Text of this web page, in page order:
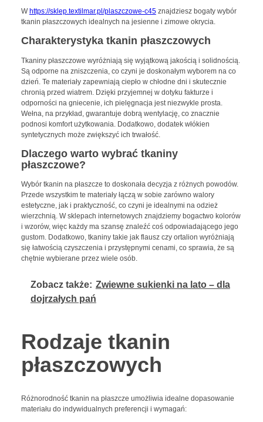
W https://sklep.textilmar.pl/plaszczowe-c45znajdziesz bogaty wybór
tkanin płaszczowych idealnych na jesienne i zimowe okrycia.
Charakterystyka tkanin płaszczowych
Tkaniny płaszczowe wyróżniają się wyjątkową jakością i solidnością.
Są odporne na zniszczenia, co czyni je doskonałym wyborem na co
dzień. Te materiały zapewniają ciepło w chłodne dni i skutecznie
chronią przed wiatrem. Dzięki przyjemnej w dotyku fakturze i
odporności na gniecenie, ich pielęgnacja jest niezwykle prosta.
Wełna, na przykład, gwarantuje dobrą wentylację, co znacznie
podnosi komfort użytkowania. Dodatkowo, dodatek włókien
syntetycznych może zwiększyć ich trwałość.
Dlaczego warto wybrać tkaniny
płaszczowe?
Wybór tkanin na płaszcze to doskonała decyzja z różnych powodów.
Przede wszystkim te materiały łączą w sobie zarówno walory
estetyczne, jak i praktyczność, co czyni je idealnymi na odzież
wierzchnią. W sklepach internetowych znajdziemy bogactwo kolorów
i wzorów, więc każdy ma szansę znaleźć coś odpowiadającego jego
gustom. Dodatkowo, tkaniny takie jak flausz czy ortalion wyróżniają
się łatwością czyszczenia i przystępnymi cenami, co sprawia, że są
chętnie wybierane przez wiele osób.
Zobacz także: Zwiewne sukienki na lato – dla
dojrzałych pań
Rodzaje tkanin
płaszczowych
Różnorodność tkanin na płaszcze umożliwia idealne dopasowanie
materiału do indywidualnych preferencji i wymagań: